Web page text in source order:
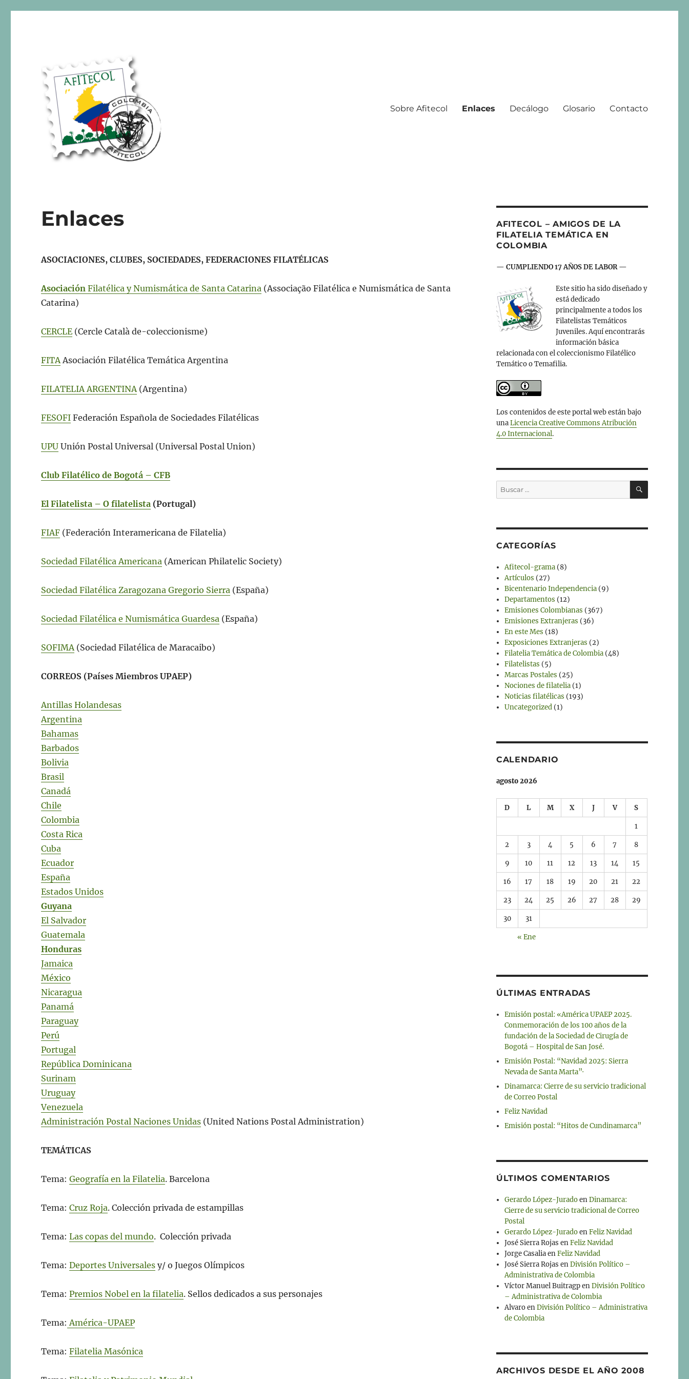
Sobre Afitecol Enlaces Decálogo Glosario Contacto
Enlaces
ASOCIACIONES, CLUBES, SOCIEDADES, FEDERACIONES FILATÉLICAS
Asociación Filatélica y Numismática de Santa Catarina (Associação Filatélica e Numismática de Santa
Catarina)
CERCLE (Cercle Català de-coleccionisme)
FITAAsociación Filatélica Temática Argentina
FILATELIA ARGENTINA(Argentina)
FESOFI Federación Española de Sociedades Filatélicas
UPU Unión Postal Universal (Universal Postal Union)
Club Filatélico de Bogotá – CFB
El Filatelista – O filatelista (Portugal)
FIAF (Federación Interamericana de Filatelia)
Sociedad Filatélica Americana (American Philatelic Society)
Sociedad Filatélica Zaragozana Gregorio Sierra (España)
Sociedad Filatélica e Numismática Guardesa (España)
SOFIMA(Sociedad Filatélica de Maracaibo)
CORREOS (Países Miembros UPAEP)
Antillas Holandesas
Argentina
Bahamas
Barbados
Bolivia
Brasil
Canadá
Chile
Colombia
Costa Rica
Cuba
Ecuador
España
Estados Unidos
Guyana
El Salvador
Guatemala
Honduras
Jamaica
México
Nicaragua
Panamá
Paraguay
Perú
Portugal
República Dominicana
Surinam
Uruguay
Venezuela
Administración Postal Naciones Unidas (United Nations Postal Administration)
TEMÁTICAS
Tema:Geografía en la Filatelia. Barcelona
Tema:Cruz Roja. Colección privada de estampillas
Tema:Las copas del mundo. Colección privada
Tema:Deportes Universales y/ o Juegos Olímpicos
Tema:Premios Nobel en la filatelia. Sellos dedicados a sus personajes
Tema: América-UPAEP
Tema:Filatelia Masónica
AFITECOL – AMIGOS DE LA
FILATELIA TEMÁTICA EN
COLOMBIA
— CUMPLIENDO 17 AÑOS DE LABOR —
Este sitio ha sido diseñado y
está dedicado
principalmente a todos los
Filatelistas Temáticos
Juveniles. Aquí encontrarás
información básica
relacionada con el coleccionismo Filatélico
Temático o Temafilia.
Los contenidos de este portal web están bajo
unaLicencia Creative Commons Atribución
4.0 Internacional.
Buscar
por:
BUSCAR
CATEGORÍAS
Afitecol-grama (8)
Artículos (27)
Bicentenario Independencia (9)
Departamentos (12)
Emisiones Colombianas (367)
Emisiones Extranjeras (36)
En este Mes (18)
Exposiciones Extranjeras (2)
Filatelia Temática de Colombia (48)
Filatelistas (5)
Marcas Postales (25)
Nociones de filatelia (1)
Noticias filatélicas (193)
Uncategorized (1)
CALENDARIO
agosto 2026
D L M X J V S
1
2 3 4 5 6 7 8
9 10 11 12 13 14 15
16 17 18 19 20 21 22
23 24 25 26 27 28 29
30 31
« Ene
ÚLTIMAS ENTRADAS
Emisión postal: «América UPAEP 2025.
Conmemoración de los 100 años de la
fundación de la Sociedad de Cirugía de
Bogotá – Hospital de San José.
Emisión Postal: “Navidad 2025: Sierra
Nevada de Santa Marta”·
Dinamarca: Cierre de su servicio tradicional
de Correo Postal
Feliz Navidad
Emisión postal: “Hitos de Cundinamarca”
ÚLTIMOS COMENTARIOS
Gerardo López-JuradoenDinamarca:
Cierre de su servicio tradicional de Correo
Postal
Gerardo López-JuradoenFeliz Navidad
José Sierra Rojas enFeliz Navidad
Jorge CasaliaenFeliz Navidad
José Sierra Rojas enDivisión Político –
Administrativa de Colombia
Víctor Manuel BuitragpenDivisión Político
– Administrativa de Colombia
AlvaroenDivisión Político – Administrativa
de Colombia
ARCHIVOS DESDE EL AÑO 2008